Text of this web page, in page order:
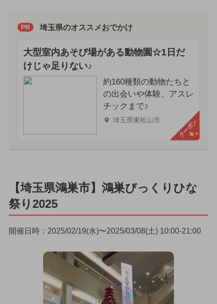
PR 埼玉県のオススメおでかけ
大型室内あそび場がある動物園☆1日だ
けじゃ足りない♪
約160種類の動物たちと
の出会いや体験、アスレ
チックまで♪
埼玉県東松山市 クーポン
【埼玉県鴻巣市】鴻巣びっくりひな
祭り2025
開催日時：2025/02/19(水)〜2025/03/08(土) 10:00-21:00